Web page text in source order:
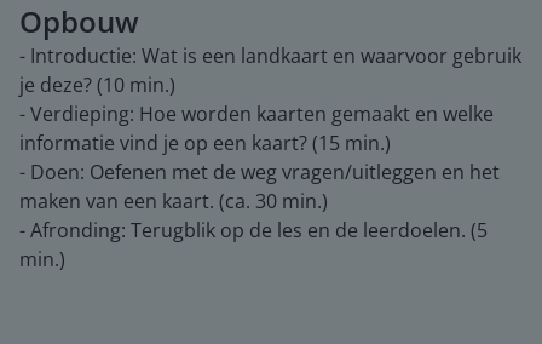
Opbouw
- Introductie: Wat is een landkaart en waarvoor gebruik
je deze? (10 min.)
- Verdieping: Hoe worden kaarten gemaakt en welke
informatie vind je op een kaart? (15 min.)
- Doen: Oefenen met de weg vragen/uitleggen en het
maken van een kaart. (ca. 30 min.)
- Afronding: Terugblik op de les en de leerdoelen. (5
min.)